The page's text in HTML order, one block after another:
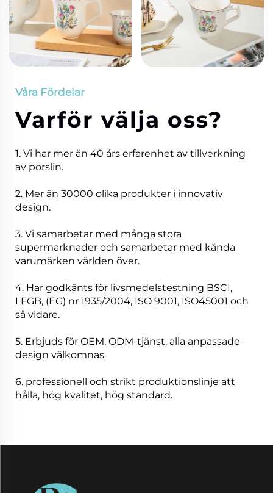
Våra Fördelar
Varför välja oss?
1. Vi har mer än 40 års erfarenhet av tillverkning
av porslin.
2. Mer än 30000 olika produkter i innovativ
design.
3. Vi samarbetar med många stora
supermarknader och samarbetar med kända
varumärken världen över.
4. Har godkänts för livsmedelstestning BSCI,
LFGB, (EG) nr 1935/2004, ISO 9001, ISO45001 och
så vidare.
5. Erbjuds för OEM, ODM-tjänst, alla anpassade
design välkomnas.
6. professionell och strikt produktionslinje att
hålla, hög kvalitet, hög standard.